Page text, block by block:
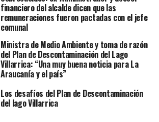
financiero del alcalde dicen que las
remuneraciones fueron pactadas con el jefe
comunal
Ministra de Medio Ambiente y toma de razón
del Plan de Descontaminación del Lago
Villarrica: “Una muy buena noticia para La
Araucanía y el país”
Los desafíos del Plan de Descontaminación
del lago Villarrica